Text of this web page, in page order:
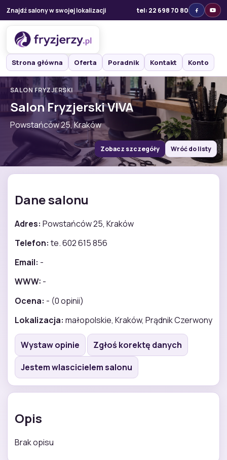
Znajdź salony w swojej lokalizacji tel: 22 698 70 80
Strona główna Oferta Poradnik Kontakt Konto
SALON FRYZJERSKI
Salon Fryzjerski VIVA
Powstańców 25, Kraków
Zobacz szczegóły Wróć do listy
Dane salonu
Adres: Powstańców 25, Kraków
Telefon: te. 602 615 856
Email: -
WWW: -
Ocena: - (0 opinii)
Lokalizacja: małopolskie, Kraków, Prądnik Czerwony
Wystaw opinie
Zgłoś korektę danych
Jestem wlascicielem salonu
Opis
Brak opisu